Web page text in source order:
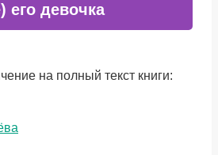
его девочка
на полный текст книги: